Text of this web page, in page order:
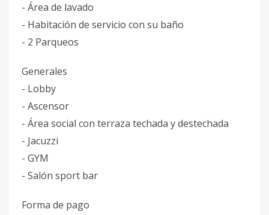
- Área de lavado
- Habitación de servicio con su baño
- 2 Parqueos
Generales
- Lobby
- Ascensor
- Área social con terraza techada y destechada
- Jacuzzi
- GYM
- Salón sport bar
Forma de pago